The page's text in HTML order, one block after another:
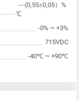
—(0,55±0,05）%
℃
-0% ~ +3%
715VDC
-40℃ ~ +90℃